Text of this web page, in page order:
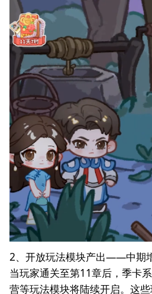
2、开放玩法模块产出——中期
当玩家通关至第11章后，季卡
营等玩法模块将陆续开启。这